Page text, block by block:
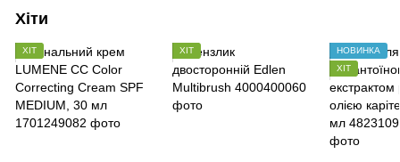
Хіти
ХІТ ХІТ
НОВИНКА
ХІТ